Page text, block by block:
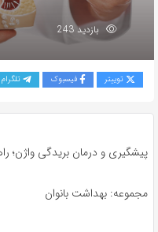
بازدید 243
توییتر فیسبوک تلگرام
پیشگیری و درمان بریدگی واژن؛
مجموعه: بهداشت بانوان